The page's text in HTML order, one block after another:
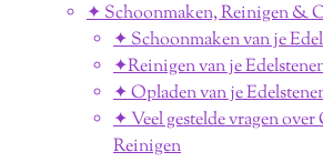
✦ Schoonmaken, Reinigen &
✦ Schoonmaken van je
✦Reinigen van je
✦ Opladen van je
✦ Veel gestelde vragen
Reinigen